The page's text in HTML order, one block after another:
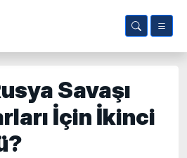
Savaşı
İçin İkinci